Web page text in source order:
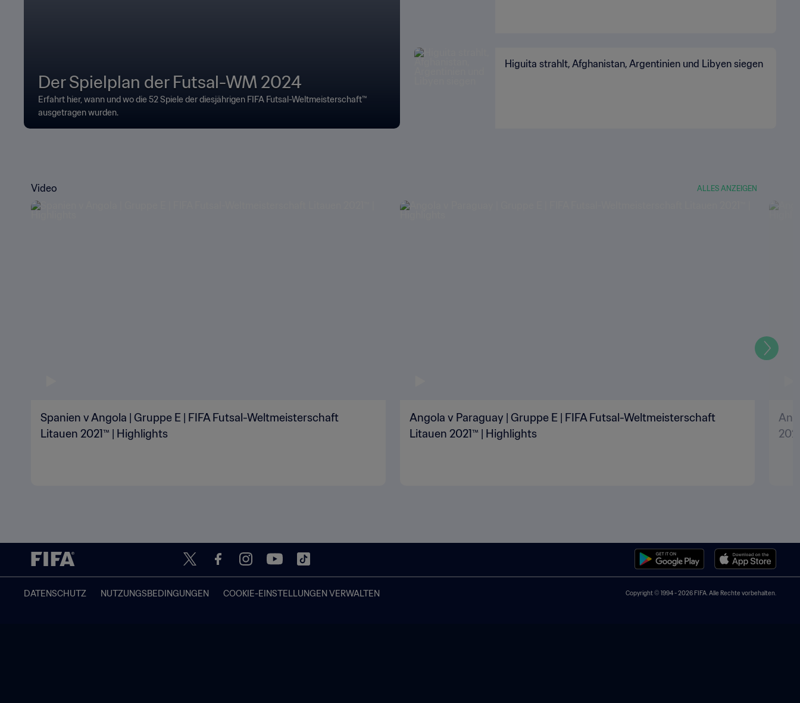
Der Spielplan der Futsal-WM 2024
Erfahrt hier, wann und wo die 52 Spiele der diesjährigen FIFA Futsal-Weltmeisterschaft™
ausgetragen wurden.
Higuita strahlt, Afghanistan, Argentinien und Libyen siegen
Video ALLES ANZEIGEN
Spanien v Angola | Gruppe E | FIFA Futsal-Weltmeisterschaft
Litauen 2021™ | Highlights
Angola v Paraguay | Gruppe E | FIFA Futsal-Weltmeisterschaft
Litauen 2021™ | Highlights
Weiter
DATENSCHUTZ NUTZUNGSBEDINGUNGEN COOKIE-EINSTELLUNGEN VERWALTEN Copyright © 1994 - 2026 FIFA. Alle Rechte vorbehalten.